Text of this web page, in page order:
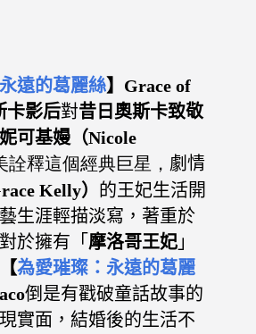
遠的葛麗絲】Grace of
卡影后對昔日奧斯卡致敬
可基嫚（Nicole
詮釋這個經典巨星， 劇情
Kelly） 的王妃生活開
生涯輕描淡寫，著重於
於擁有「 摩洛哥王妃 」
為愛璀璨：永遠的葛麗
倒是有戳破童話故事的
實面，結婚後的生活不